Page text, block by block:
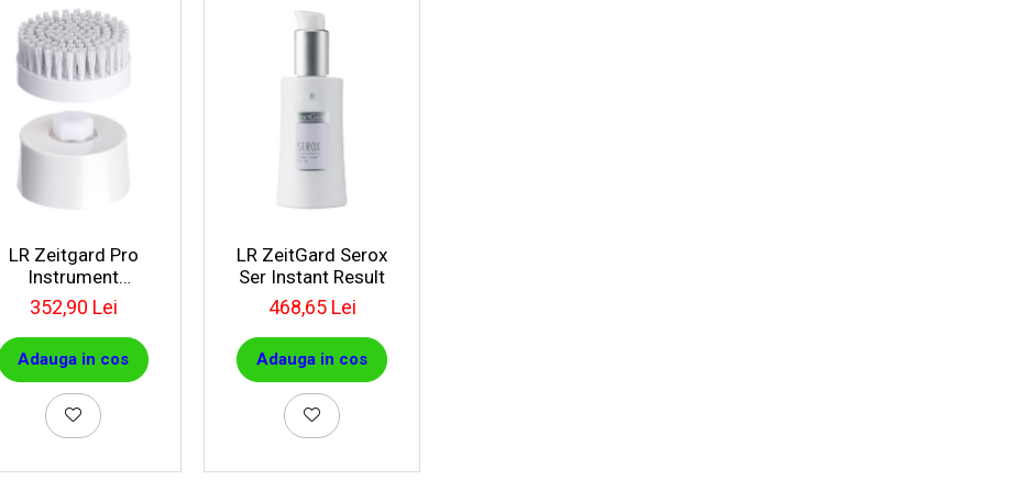
LR Zeitgard Pro
Instrument
Profesional De
Curățare + Adaptor
352,90 Lei
Adauga in cos
LR ZeitGard Serox
Ser Instant Result
468,65 Lei
Adauga in cos